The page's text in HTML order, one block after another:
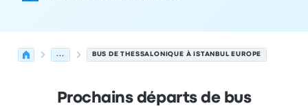
... BUS DE THESSALONIQUE À ISTANBUL EUROPE
Prochains départs de bus